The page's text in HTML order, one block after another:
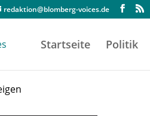
redaktion@blomberg-voices.de
Startseite Politik